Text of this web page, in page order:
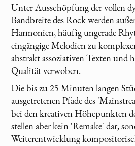
Unter Ausschöpfung der vollen
Bandbreite des Rock werden
Harmonien, häufig ungerade
eingängige Melodien zu
abstrakt assoziativen Texten und
Qualität verwoben.
Die bis zu 25 Minuten langen
ausgetretenen Pfade des
bei den kreativen Höhepunkten
stellen aber kein 'Remake' dar,
Weiterentwicklung